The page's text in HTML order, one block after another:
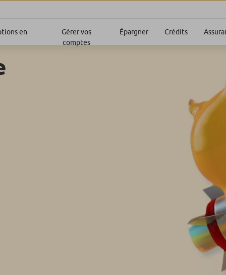
en
Gérer vos
comptes
Épargner Crédits